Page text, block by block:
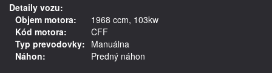
Detaily vozu:
Objem motora:
1968 ccm, 103kw
Kód motora:
CFF
Typ prevodovky: Manuálna
Náhon:
Predný náhon